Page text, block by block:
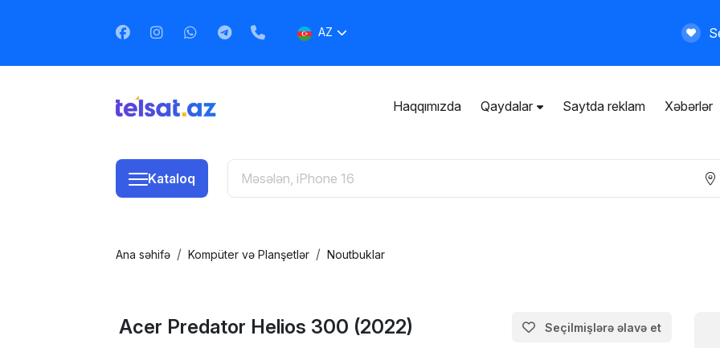
AZ
Haqqımızda Qaydalar Saytda reklam Xəbərlər
Kataloq
Ana səhifə Kompüter və Planşetlər Noutbuklar
Acer Predator Helios 300 (2022) Seçilmişlərə əlavə et